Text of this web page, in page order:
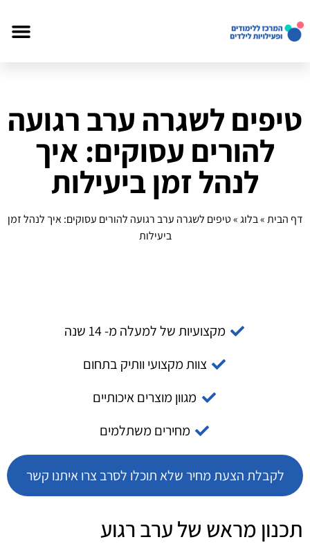
טיפים לשגרה ערב רגועה
להורים עסוקים: איך
לנהל זמן ביעילות
דף הבית»בלוג»טיפים לשגרה ערב רגועה להורים עסוקים: איך לנהל זמן
ביעילות
מקצועיות של למעלה מ- 14 שנה
צוות מקצועי וותיק בתחום
מגוון מוצרים איכותיים
מחירים משתלמים
לקבלת הצעת מחיר שלא תוכלו לסרב צרו איתנו קשר
תכנון מראש של ערב רגוע